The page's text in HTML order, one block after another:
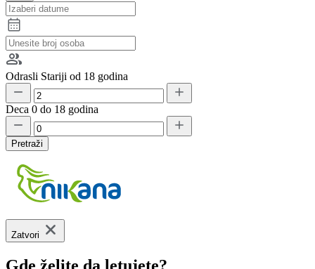
Odrasli Stariji od 18 godina
Deca 0 do 18 godina
Pretraži
Zatvori
Gde želite da letujete?